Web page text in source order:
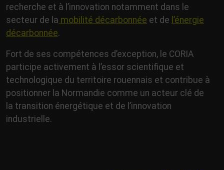
recherche et à l’innovation notamment dans le
secteur de la mobilité décarbonnée et de l’énergie
décarbonnée.
Fort de ses compétences d’exception, le CORIA
participe activement à l’essor scientifique et
technologique du territoire rouennais et contribue à
positionner la Normandie comme un acteur clé de
la transition énergétique et de l’innovation
industrielle.